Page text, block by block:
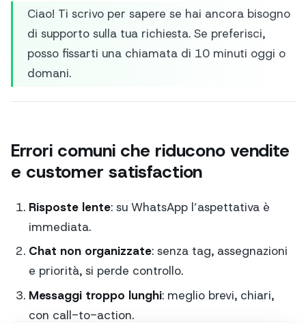
Ciao! Ti scrivo per sapere se hai ancora bisogno
di supporto sulla tua richiesta. Se preferisci,
posso fissarti una chiamata di 10 minuti oggi o
domani.
Errori comuni che riducono vendite
e customer satisfaction
Risposte lente: su WhatsApp l’aspettativa è
immediata.
Chat non organizzate: senza tag, assegnazioni
e priorità, si perde controllo.
Messaggi troppo lunghi: meglio brevi, chiari,
con call-to-action.